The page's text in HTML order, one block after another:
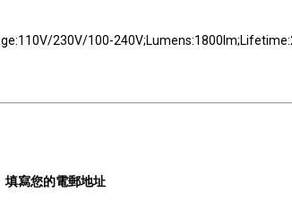
230V/100-
填寫您的電郵地址